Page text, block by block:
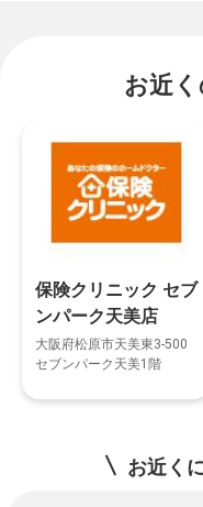
お近
保険クリニック セブ
ンパーク天美店
大阪府松原市天美東3-500
セブンパーク天美1階
お近く